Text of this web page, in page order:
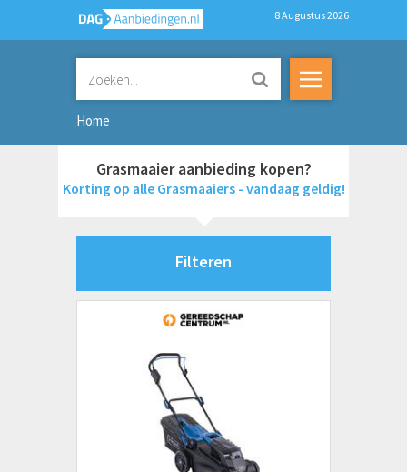
8 Augustus 2026
Home
Grasmaaier aanbieding kopen?
Korting op alle Grasmaaiers - vandaag geldig!
Filteren